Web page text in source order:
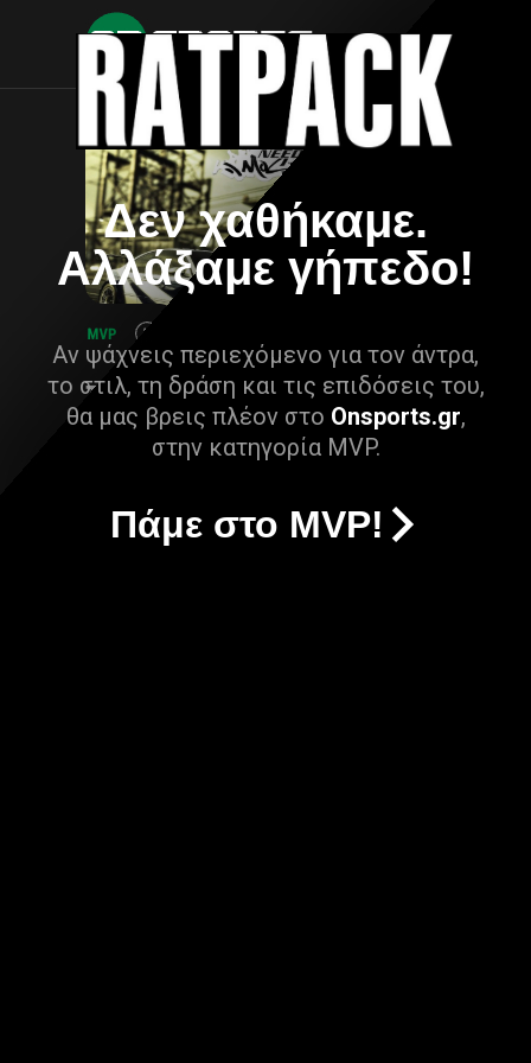
Δεν χαθήκαμε.
Αλλάξαμε γήπεδο!
Αν ψάχνεις περιεχόμενο για τον άντρα,
το στιλ, τη δράση και τις επιδόσεις του,
θα μας βρεις πλέον στο Onsports.gr,
στην κατηγορία MVP.
Πάμε στο MVP!